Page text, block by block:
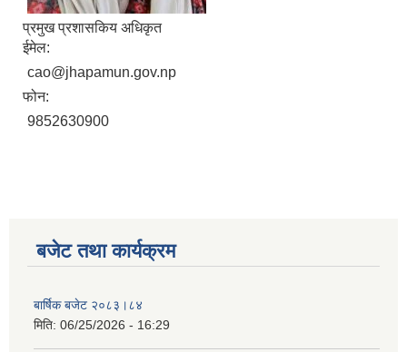
प्रमुख प्रशासकिय अधिकृत
ईमेल:
cao@jhapamun.gov.np
फोन:
9852630900
बजेट तथा कार्यक्रम
बार्षिक बजेट २०८३।८४
मिति: 06/25/2026 - 16:29